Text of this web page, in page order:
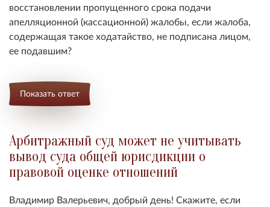
восстановлении пропущенного срока подачи
апелляционной (кассационной) жалобы, если жалоба,
содержащая такое ходатайство, не подписана лицом,
ее подавшим?
Показать ответ
Арбитражный суд может не учитывать
вывод суда общей юрисдикции о
правовой оценке отношений
Владимир Валерьевич, добрый день! Скажите, если